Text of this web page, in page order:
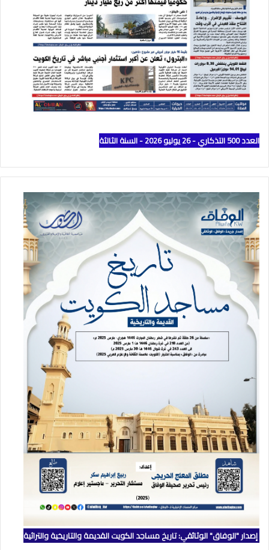
العدد 500 التذكاري - 26 يوليو 2026 - السنة الثالثة
إصدار "الوفاق" الوثائقي: تاريخ مساجد الكويت القديمة والتاريخية والتراثية